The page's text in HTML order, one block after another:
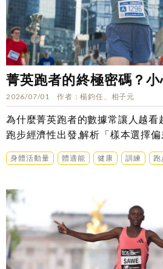
菁英跑者的終極密碼？
2026/07/01 作者 楊鈞任、相子元
為什麼菁英跑者的數據常讓人越看
跑步經濟性出發,解析「樣本選擇
讀？
身體活動量 體適能 健康 訓練 跑